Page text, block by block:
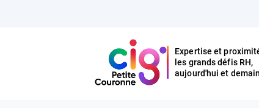
CIG Petite Couronne
Expertise et
les grands défis RH,
aujourd'hui et
CIG Petite Couronne
Expertise et proximité pour
les grands défis RH,
aujourd'hui et demain.